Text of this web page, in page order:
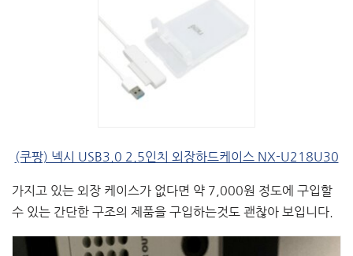
(쿠팡) 넥시 USB3.0 2.5인치 외장하드케이스 NX-U218U30
가지고 있는 외장 케이스가 없다면 약 7,000원 정도에 구입할
수 있는 간단한 구조의 제품을 구입하는것도 괜찮아 보입니다.